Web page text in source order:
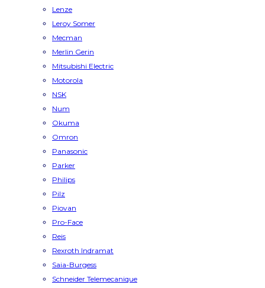
Lenze
Leroy Somer
Mecman
Merlin Gerin
Mitsubishi Electric
Motorola
NSK
Num
Okuma
Omron
Panasonic
Parker
Philips
Pilz
Piovan
Pro-Face
Reis
Rexroth Indramat
Saia-Burgess
Schneider Telemecanique